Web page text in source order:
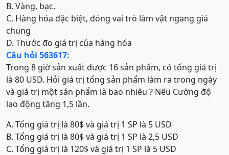
B. Vàng, bạc.
C. Hàng hóa đặc biệt, đóng vai trò làm vật ngang giá
chung
D. Thước đo giá trị của hàng hóa
Câu hỏi 563617:
Trong 8 giờ sản xuất được 16 sản phẩm, có tổng giá trị
là 80 USD. Hỏi giá trị tổng sản phẩm làm ra trong ngày
và giá trị một sản phẩm là bao nhiêu ? Nếu Cường độ
lao động tăng 1,5 lần.
A. Tổng giá trị là 80$ và giá trị 1 SP là 5 USD
B. Tổng giá trị là 80$ và giá trị 1 SP là 2,5 USD
C. Tổng giá trị là 120$ và giá trị 1 SP là 5 USD